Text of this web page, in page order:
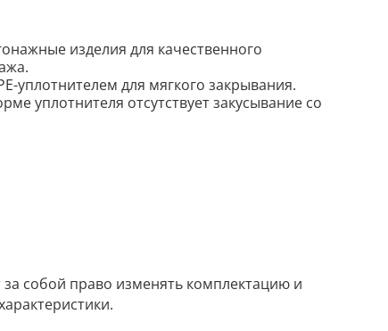
изделия для качественного
уплотнителем для мягкого закрывания.
уплотнителя отсутствует закусывание со
за собой право изменять комплектацию и